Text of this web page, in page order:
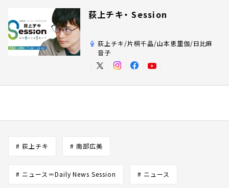
荻上チキ・ Session
荻上チキ/片桐千晶/山本恵里伽/日比麻
音子
# 荻上チキ # 南部広美
# ニュース＝Daily News Session # ニュース